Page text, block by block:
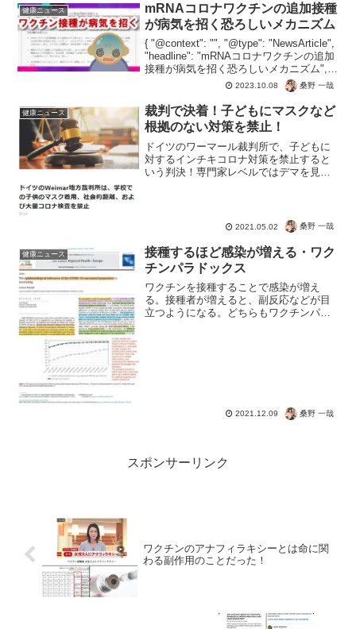
思うくらい、病気を招くため...
健康ニュース
mRNAコロナワクチンの追加接種
が病気を招く恐ろしいメカニズム
{ "@context": "", "@type": "NewsArticle",
"headline": "mRNAコロナワクチンの追加
接種が病気を招く恐ろしいメカニズム",
"image": [ "" ], "datePublished...
2023.10.08 桑野 一哉
健康ニュース
裁判で決着！子どもにマスクなど
根拠のない対策を禁止！
ドイツのワーマール裁判所で、子どもに
対するインチキコロナ対策を禁止すると
いう判決！専門家レベルではデマを見破
を暴いていかなくてはです...
2021.05.02 桑野 一哉
健康ニュース
接種するほど感染が増える・ワク
チンパラドックス
ワクチンを接種することで感染が増え
る。接種者が増えると、副反応などが目
立つようになる。どちらもワクチンパラ
2021.12.09 桑野 一哉
スポンサーリンク
ワクチンのアナフィラキシーとは命に関
わる副作用のことだった！